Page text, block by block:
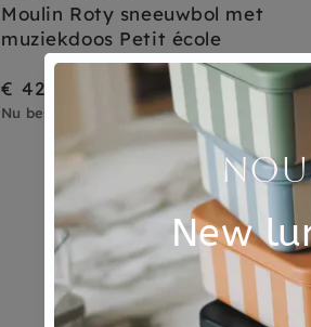
Moulin Roty sneeuwbol met
muziekdoos Petit école
€ 42,95
Nu besteld, dinsdag in huis
Sold Out